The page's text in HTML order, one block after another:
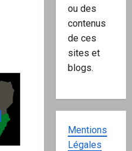
ou des
contenus
de ces
sites et
blogs.
Mentions
Légales